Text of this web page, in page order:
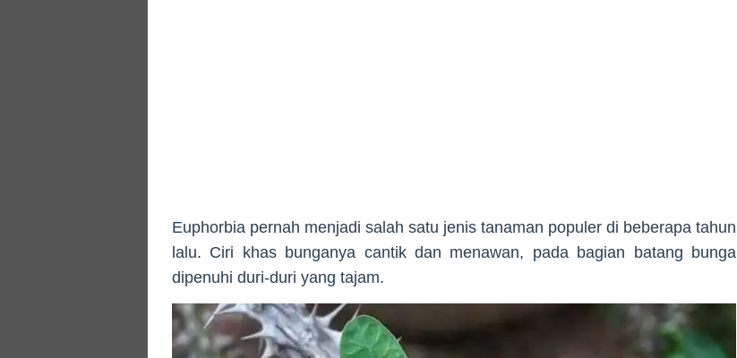
Euphorbia pernah menjadi salah satu jenis tanaman populer di beberapa tahun
lalu. Ciri khas bunganya cantik dan menawan, pada bagian batang bunga
dipenuhi duri-duri yang tajam.